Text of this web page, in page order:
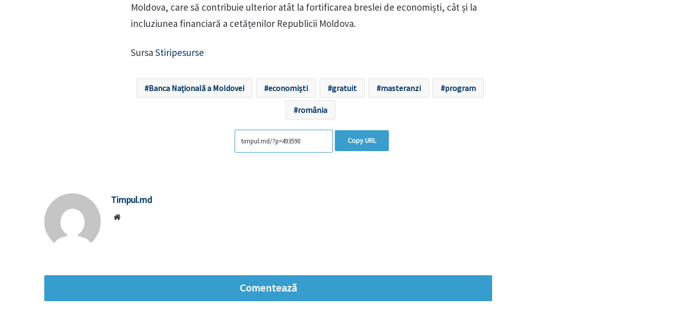
Moldova, care să contribuie ulterior atât la fortificarea breslei de economiști, cât și la
incluziunea financiară a cetățenilor Republicii Moldova.
Sursa Stiripesurse
Banca Națională a Moldovei economiști gratuit masteranzi program
românia
Copy URL
Timpul.md
Comentează